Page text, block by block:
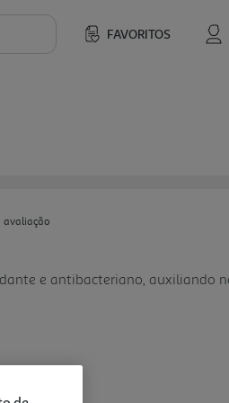
FAVORITOS
avaliação
e antibacteriano, auxiliando